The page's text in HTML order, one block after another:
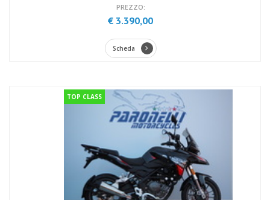
PREZZO:
€ 3.390,00
Scheda
TOP CLASS